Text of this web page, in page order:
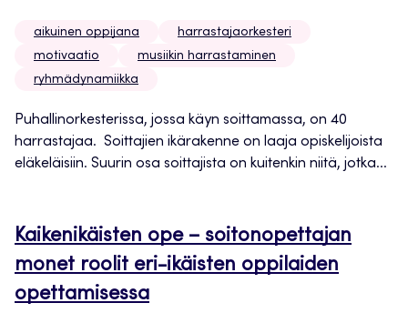
aikuinen oppijana
harrastajaorkesteri
motivaatio
musiikin harrastaminen
ryhmädynamiikka
Puhallinorkesterissa, jossa käyn soittamassa, on 40
harrastajaa. Soittajien ikärakenne on laaja opiskelijoista
eläkeläisiin. Suurin osa soittajista on kuitenkin niitä, jotka...
Kaikenikäisten ope – soitonopettajan
monet roolit eri-ikäisten oppilaiden
opettamisessa